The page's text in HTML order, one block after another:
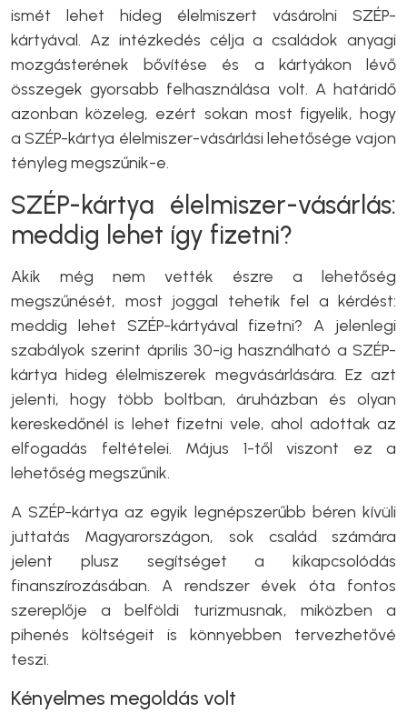
ismét lehet hideg élelmiszert vásárolni SZÉP-
kártyával. Az intézkedés célja a családok anyagi
mozgásterének bővítése és a kártyákon lévő
összegek gyorsabb felhasználása volt. A határidő
azonban közeleg, ezért sokan most figyelik, hogy
a SZÉP-kártya élelmiszer-vásárlási lehetősége vajon
tényleg megszűnik-e.
SZÉP-kártya élelmiszer-vásárlás:
meddig lehet így fizetni?
Akik még nem vették észre a lehetőség
megszűnését, most joggal tehetik fel a kérdést:
meddig lehet SZÉP-kártyával fizetni? A jelenlegi
szabályok szerint április 30-ig használható a SZÉP-
kártya hideg élelmiszerek megvásárlására. Ez azt
jelenti, hogy több boltban, áruházban és olyan
kereskedőnél is lehet fizetni vele, ahol adottak az
elfogadás feltételei. Május 1-től viszont ez a
lehetőség megszűnik.
A SZÉP-kártya az egyik legnépszerűbb béren kívüli
juttatás Magyarországon, sok család számára
jelent plusz segítséget a kikapcsolódás
finanszírozásában. A rendszer évek óta fontos
szereplője a belföldi turizmusnak, miközben a
pihenés költségeit is könnyebben tervezhetővé
teszi.
Kényelmes megoldás volt